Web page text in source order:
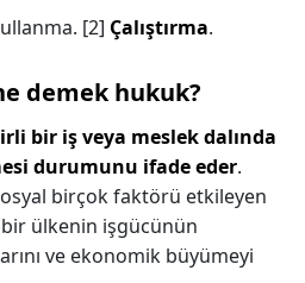
[2] Çalıştırma.
demek hukuk?
bir iş veya meslek dalında
durumunu ifade eder.
birçok faktörü etkileyen
ülkenin işgücünün
ve ekonomik büyümeyi